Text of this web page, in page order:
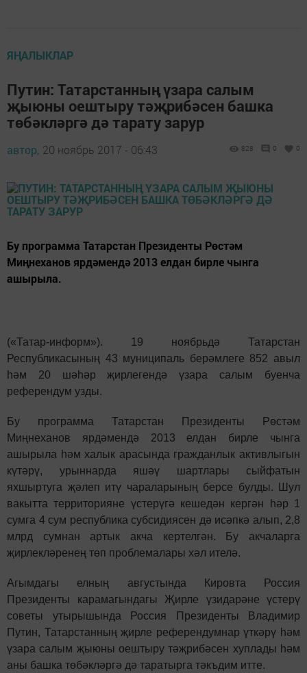
ЯҢАЛЫКЛАР
Путин: Татарстанның үзара салым
җыюны оештыру тәҗрибәсен башка
төбәкләргә дә тарату зарур
автор, 20 ноябрь 2017 - 06:43 828 0 0
Бу программа Татарстан Президенты Рөстәм
Миңнеханов ярдәмендә 2013 елдан бирле чынга
ашырыла.
(«Татар-информ»). 19 ноябрьдә Татарстан
Республикасының 43 муниципаль берәмлеге 852 авыл
һәм 20 шәһәр җирлегендә үзара салым буенча
референдум узды.
Бу программа Татарстан Президенты Рөстәм
Миңнеханов ярдәмендә 2013 елдан бирле чынга
ашырыла һәм халык арасында гражданлык активлыгын
күтәрү, урыннарда яшәү шартлары сыйфатын
яхшыртуга җәлеп итү чараларының берсе булды. Шул
вакытта территорияне үстерүгә кешедән кергән һәр 1
сумга 4 сум республика субсидиясен дә исәпкә алып, 2,8
млрд сумнан артык акча кертелгән. Бу акчаларга
җирлекләренең төп проблемалары хәл ителә.
Агымдагы елның августында Кировта Россия
Президенты карамагындагы Җирле үзидарәне үстерү
советы утырышында Россия Президенты Владимир
Путин, Татарстанның җирле референдумнар үткәрү һәм
үзара салым җыюны оештыру тәҗрибәсен хуплады һәм
аны башка төбәкләргә дә таратырга тәкъдим итте.